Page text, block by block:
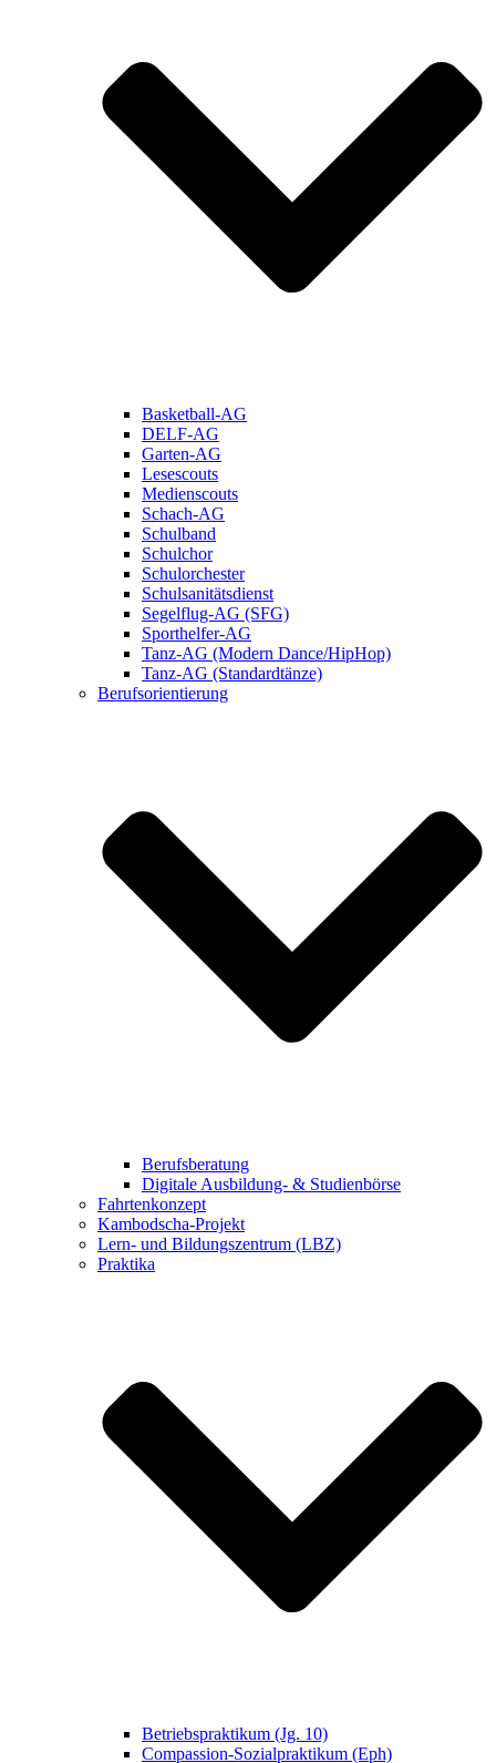
Basketball-AG
DELF-AG
Garten-AG
Lesescouts
Medienscouts
Schach-AG
Schulband
Schulchor
Schulorchester
Schulsanitätsdienst
Segelflug-AG (SFG)
Sporthelfer-AG
Tanz-AG (Modern Dance/HipHop)
Tanz-AG (Standardtänze)
Berufsorientierung
Berufsberatung
Digitale Ausbildung- & Studienbörse
Fahrtenkonzept
Kambodscha-Projekt
Lern- und Bildungszentrum (LBZ)
Praktika
Betriebspraktikum (Jg. 10)
Compassion-Sozialpraktikum (Eph)